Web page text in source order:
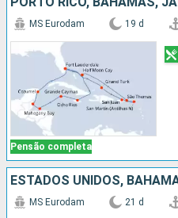
Pensão completa
MS Eurodam 19 d
MS Eurodam 21 d